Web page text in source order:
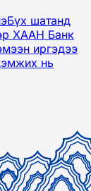
Бүх шатанд
ХААН Банк
иргэдээ
нь